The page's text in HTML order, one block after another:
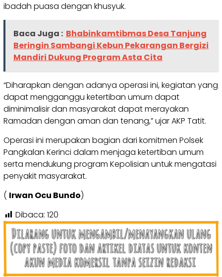
ibadah puasa dengan khusyuk.
Baca Juga : Bhabinkamtibmas Desa Tanjung
Beringin Sambangi Kebun Pekarangan Bergizi
Mandiri Dukung Program Asta Cita
“Diharapkan dengan adanya operasi ini, kegiatan yang
dapat mengganggu ketertiban umum dapat
diminimalisir dan masyarakat dapat merayakan
Ramadan dengan aman dan tenang,” ujar AKP Tatit.
Operasi ini merupakan bagian dari komitmen Polsek
Pangkalan Kerinci dalam menjaga ketertiban umum
serta mendukung program Kepolisian untuk mengatasi
penyakit masyarakat.
( Irwan Ocu Bundo)
Dibaca: 120